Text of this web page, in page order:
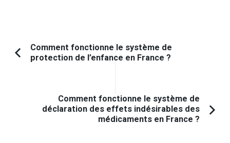
Navigation
d'article
Article
Comment fonctionne le système de
protection de l’enfance en France ?
Comment fonctionne le système de
déclaration des effets indésirables des
médicaments en France ?